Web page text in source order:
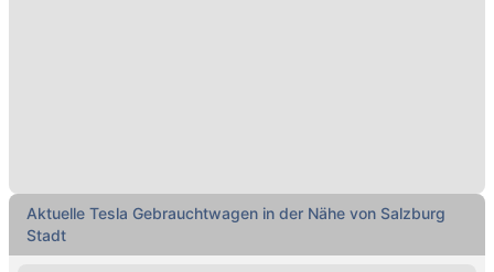
Aktuelle Tesla Gebrauchtwagen in der Nähe von Salzburg
Stadt